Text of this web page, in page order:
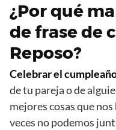
¿Por qué
de frase de
Reposo?
Celebrar el
de tu pareja o de
mejores cosas que
veces no podemos